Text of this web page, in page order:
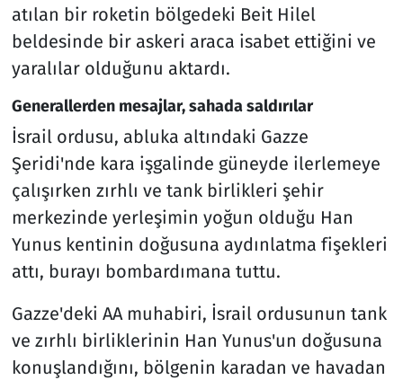
atılan bir roketin bölgedeki Beit Hilel
beldesinde bir askeri araca isabet ettiğini ve
yaralılar olduğunu aktardı.
Generallerden mesajlar, sahada saldırılar
İsrail ordusu, abluka altındaki Gazze
Şeridi'nde kara işgalinde güneyde ilerlemeye
çalışırken zırhlı ve tank birlikleri şehir
merkezinde yerleşimin yoğun olduğu Han
Yunus kentinin doğusuna aydınlatma fişekleri
attı, burayı bombardımana tuttu.
Gazze'deki AA muhabiri, İsrail ordusunun tank
ve zırhlı birliklerinin Han Yunus'un doğusuna
konuşlandığını, bölgenin karadan ve havadan